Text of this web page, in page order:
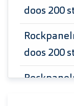
doos 200
doos 200